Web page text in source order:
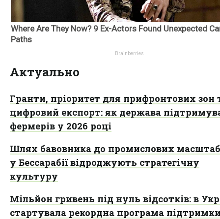
Актуально
Гранти, пріоритет для прифронтових зон
цифровий експорт: як держава
фермерів у 2026 році
Шлях бавовника до промислових
у Бессарабії відроджують стратегічну
культуру
Мільйон гривень під нуль відсотків: в
стартувала рекордна програма